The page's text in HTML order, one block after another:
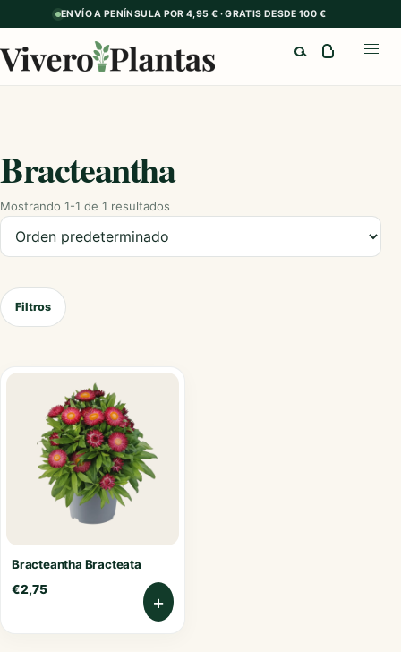
ENVÍO A PENÍNSULA POR 4,95 € · GRATIS DESDE 100 €
Bracteantha
Mostrando 1-1 de 1 resultados
Ordenar productos
Filtros
Bracteantha Bracteata
€2,75
+